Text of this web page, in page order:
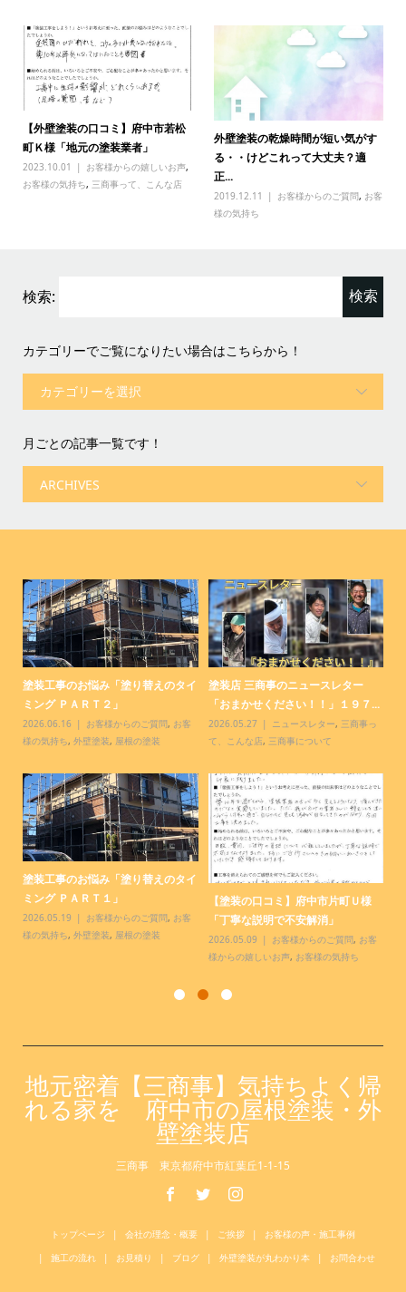
【外壁塗装の口コミ】府中市若松
町Ｋ様「地元の塗装業者」
2023.10.01 お客様からの嬉しいお声,
お客様の気持ち, 三商事って、こんな店
外壁塗装の乾燥時間が短い気がす
る・・けどこれって大丈夫？適
正...
2019.12.11 お客様からのご質問, お客
様の気持ち
検索:
カテゴリーでご覧になりたい場合はこちらから！
月ごとの記事一覧です！
塗装工事のお悩み「塗り替えのタイ
ミング ＰＡＲＴ２」
2026.06.16 お客様からのご質問, お客
様の気持ち, 外壁塗装, 屋根の塗装
塗装店 三商事のニュースレター
「おまかせください！！」１９７...
2026.05.27 ニュースレター, 三商事っ
て、こんな店, 三商事について
塗装工事のお悩み「塗り替えのタイ
ミング ＰＡＲＴ１」
2026.05.19 お客様からのご質問, お客
様の気持ち, 外壁塗装, 屋根の塗装
【塗装の口コミ】府中市片町Ｕ様
「丁寧な説明で不安解消」
2026.05.09 お客様からのご質問, お客
様からの嬉しいお声, お客様の気持ち
地元密着【三商事】気持ちよく帰
れる家を 府中市の屋根塗装・外
壁塗装店
三商事 東京都府中市紅葉丘1-1-15
トップページ 会社の理念・概要 ご挨拶
お客様の声・施工事例
施工の流れ
お見積り ブログ 外壁塗装が丸わかり本 お問合わせ